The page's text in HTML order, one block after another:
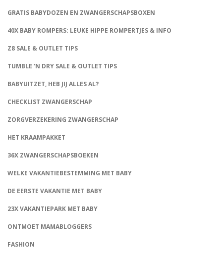
GRATIS BABYDOZEN EN ZWANGERSCHAPSBOXEN
40X BABY ROMPERS: LEUKE HIPPE ROMPERTJES & INFO
Z8 SALE & OUTLET TIPS
TUMBLE ‘N DRY SALE & OUTLET TIPS
BABYUITZET, HEB JIJ ALLES AL?
CHECKLIST ZWANGERSCHAP
ZORGVERZEKERING ZWANGERSCHAP
HET KRAAMPAKKET
36X ZWANGERSCHAPSBOEKEN
WELKE VAKANTIEBESTEMMING MET BABY
DE EERSTE VAKANTIE MET BABY
23X VAKANTIEPARK MET BABY
ONTMOET MAMABLOGGERS
FASHION